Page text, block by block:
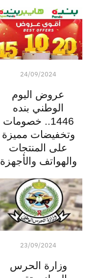
24/09/2024
عروض اليوم
الوطني بنده
1446.. خصومات
وتخفيضات مميزة
على المنتجات
والهواتف والأجهزة
23/09/2024
وزارة الحرس